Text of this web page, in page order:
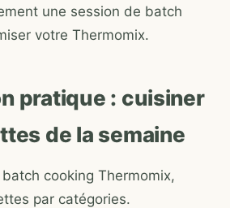
une session de batch
votre Thermomix.
pratique : cuisiner
de la semaine
cooking Thermomix,
par catégories.